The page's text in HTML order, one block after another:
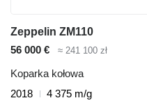
Zeppelin ZM110
56 000 €
≈ 241 100 zł
Koparka kołowa
2018
4 375 m/g